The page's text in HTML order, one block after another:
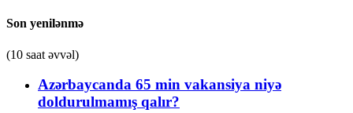
Son yenilənmə
(10 saat əvvəl)
Azərbaycanda 65 min vakansiya niyə
doldurulmamış qalır?